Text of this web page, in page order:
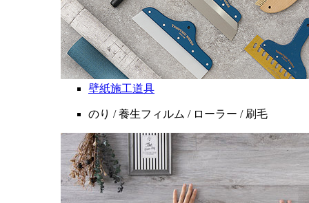
壁紙施工道具
のり / 養生フィルム / ローラー / 刷毛